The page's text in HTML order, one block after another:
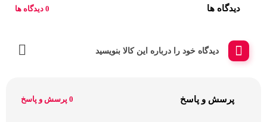
دیدگاه ها 0 دیدگاه ها
دیدگاه خود را درباره این کالا بنویسید
پرسش و پاسخ 0 پرسش و پاسخ